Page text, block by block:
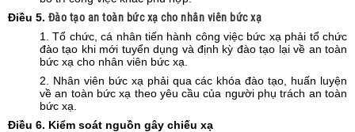
Điều 5. Đào tạo an toàn bức xạ cho nhân viên bức xạ
1. Tổ chức, cá nhân tiến hành công việc bức xạ phải tổ chức
đào tạo khi mới tuyển dụng và định kỳ đào tạo lại về an toàn
bức xạ cho nhân viên bức xạ.
2. Nhân viên bức xạ phải qua các khóa đào tạo, huấn luyện
về an toàn bức xạ theo yêu cầu của người phụ trách an toàn
bức xạ.
Điều 6. Kiểm soát nguồn gây chiếu xạ